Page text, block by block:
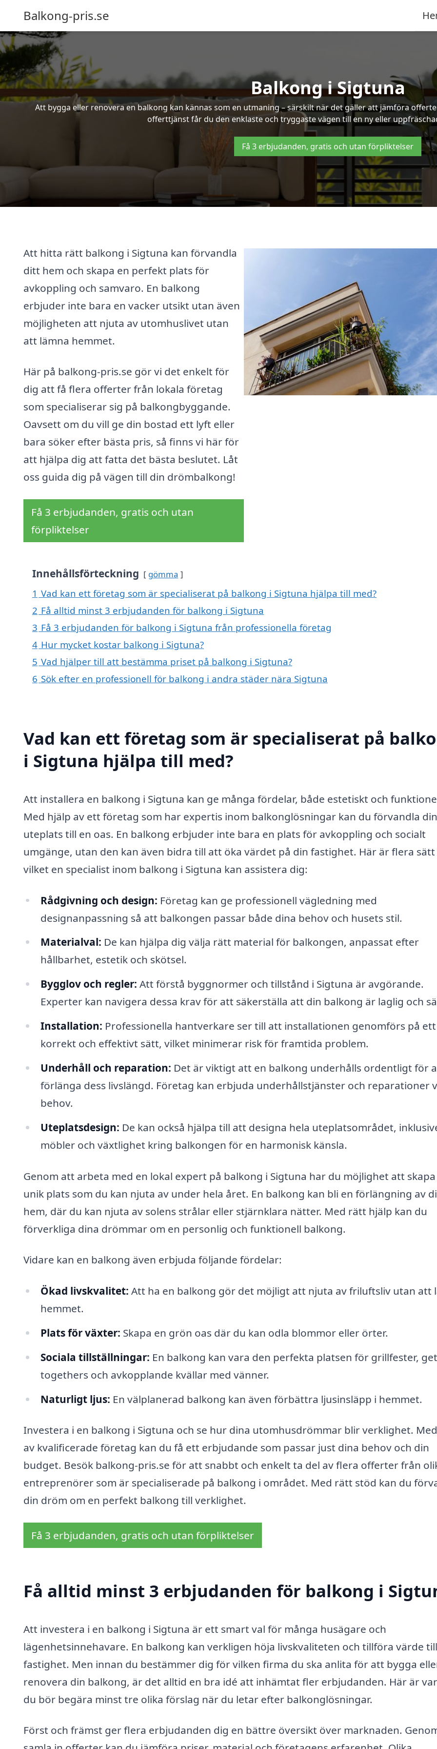
Balkong-pris.se
Balkong i Sigtuna
Att bygga eller renovera en balkong kan kännas som en utmaning – särskilt när det gäller att jämföra
offerttjänst får du den enklaste och tryggaste vägen till en ny eller
Få 3 erbjudanden, gratis och utan förpliktelser
Att hitta rätt balkong i Sigtuna kan förvandla
ditt hem och skapa en perfekt plats för
avkoppling och samvaro. En balkong
erbjuder inte bara en vacker utsikt utan även
möjligheten att njuta av utomhuslivet utan
att lämna hemmet.
Här på balkong-pris.se gör vi det enkelt för
dig att få flera offerter från lokala företag
som specialiserar sig på balkongbyggande.
Oavsett om du vill ge din bostad ett lyft eller
bara söker efter bästa pris, så finns vi här för
att hjälpa dig att fatta det bästa beslutet. Låt
oss guida dig på vägen till din drömbalkong!
Få 3 erbjudanden, gratis och utan
förpliktelser
Innehållsförteckning gömma
1 Vad kan ett företag som är specialiserat på balkong i Sigtuna hjälpa till med?
2 Få alltid minst 3 erbjudanden för balkong i Sigtuna
3 Få 3 erbjudanden för balkong i Sigtuna från professionella företag
4 Hur mycket kostar balkong i Sigtuna?
5 Vad hjälper till att bestämma priset på balkong i Sigtuna?
6 Sök efter en professionell för balkong i andra städer nära Sigtuna
Vad kan ett företag som är specialiserat på
i Sigtuna hjälpa till med?
Att installera en balkong i Sigtuna kan ge många fördelar, både estetiskt och
Med hjälp av ett företag som har expertis inom balkonglösningar kan du förvandla din
uteplats till en oas. En balkong erbjuder inte bara en plats för avkoppling och socialt
umgänge, utan den kan även bidra till att öka värdet på din fastighet. Här är flera sätt
vilket en specialist inom balkong i Sigtuna kan assistera dig:
Rådgivning och design: Företag kan ge professionell vägledning med
designanpassning så att balkongen passar både dina behov och husets stil.
Materialval: De kan hjälpa dig välja rätt material för balkongen, anpassat efter
hållbarhet, estetik och skötsel.
Bygglov och regler: Att förstå byggnormer och tillstånd i Sigtuna är avgörande.
Experter kan navigera dessa krav för att säkerställa att din balkong är laglig och
Installation: Professionella hantverkare ser till att installationen genomförs på ett
korrekt och effektivt sätt, vilket minimerar risk för framtida problem.
Underhåll och reparation: Det är viktigt att en balkong underhålls ordentligt för
förlänga dess livslängd. Företag kan erbjuda underhållstjänster och reparationer
behov.
Uteplatsdesign: De kan också hjälpa till att designa hela uteplatsområdet,
möbler och växtlighet kring balkongen för en harmonisk känsla.
Genom att arbeta med en lokal expert på balkong i Sigtuna har du möjlighet att
unik plats som du kan njuta av under hela året. En balkong kan bli en förlängning av
hem, där du kan njuta av solens strålar eller stjärnklara nätter. Med rätt hjälp kan du
förverkliga dina drömmar om en personlig och funktionell balkong.
Vidare kan en balkong även erbjuda följande fördelar:
Ökad livskvalitet: Att ha en balkong gör det möjligt att njuta av friluftsliv utan att
hemmet.
Plats för växter: Skapa en grön oas där du kan odla blommor eller örter.
Sociala tillställningar: En balkong kan vara den perfekta platsen för grillfester,
togethers och avkopplande kvällar med vänner.
Naturligt ljus: En välplanerad balkong kan även förbättra ljusinsläpp i hemmet.
Investera i en balkong i Sigtuna och se hur dina utomhusdrömmar blir verklighet.
av kvalificerade företag kan du få ett erbjudande som passar just dina behov och din
budget. Besök balkong-pris.se för att snabbt och enkelt ta del av flera offerter från
entreprenörer som är specialiserade på balkong i området. Med rätt stöd kan du
din dröm om en perfekt balkong till verklighet.
Få 3 erbjudanden, gratis och utan förpliktelser
Få alltid minst 3 erbjudanden för balkong i
Att investera i en balkong i Sigtuna är ett smart val för många husägare och
lägenhetsinnehavare. En balkong kan verkligen höja livskvaliteten och tillföra värde
fastighet. Men innan du bestämmer dig för vilken firma du ska anlita för att bygga
renovera din balkong, är det alltid en bra idé att inhämtat fler erbjudanden. Här är
du bör begära minst tre olika förslag när du letar efter balkonglösningar.
Först och främst ger flera erbjudanden dig en bättre översikt över marknaden.